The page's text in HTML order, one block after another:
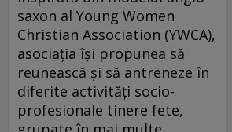
saxon al Young Women
Christian Association (YWCA),
asociaţia îşi propunea să
reunească şi să antreneze în
diferite activităţi socio-
profesionale tinere fete,